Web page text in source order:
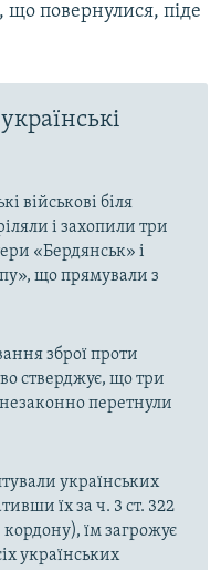
що повернулися, піде
військові біля
і захопили три
«Бердянськ» і
що прямували з
зброї проти
стверджує, що три
перетнули
українських
їх за ч. 3 ст. 322
їм загрожує
українських